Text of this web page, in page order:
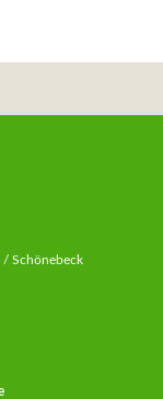
/ Schönebeck